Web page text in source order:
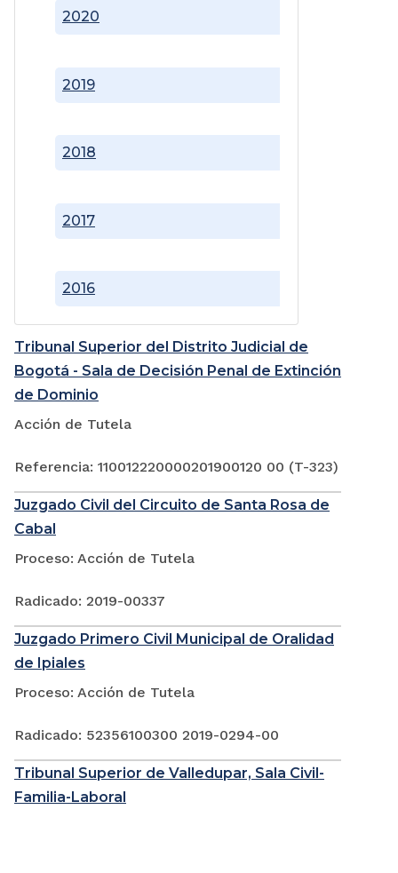
2016
2017
2018
2019
2020
Tribunal Superior del Distrito Judicial de
Bogotá - Sala de Decisión Penal de Extinción
de Dominio
Acción de Tutela
Referencia: 110012220000201900120 00 (T-323)
Juzgado Civil del Circuito de Santa Rosa de
Cabal
Proceso: Acción de Tutela
Radicado: 2019-00337
Juzgado Primero Civil Municipal de Oralidad
de Ipiales
Proceso: Acción de Tutela
Radicado: 52356100300 2019-0294-00
Tribunal Superior de Valledupar, Sala Civil-
Familia-Laboral